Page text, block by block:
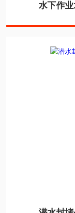
水下作